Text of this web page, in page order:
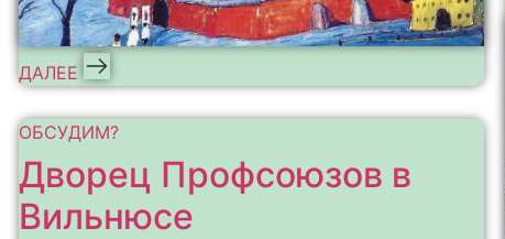
ДАЛЕЕ
ОБСУДИМ?
Дворец Профсоюзов в
Вильнюсе